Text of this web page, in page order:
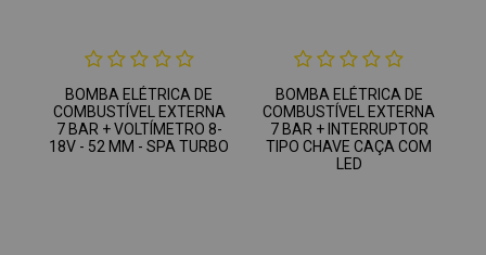
BOMBA ELÉTRICA DE
COMBUSTÍVEL EXTERNA
7 BAR + VOLTÍMETRO 8-
18V - 52 MM - SPA TURBO
BOMBA ELÉTRICA DE
COMBUSTÍVEL EXTERNA
7 BAR + INTERRUPTOR
TIPO CHAVE CAÇA COM
LED